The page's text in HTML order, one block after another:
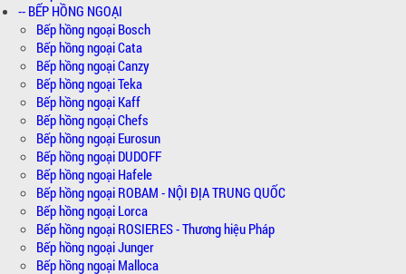
-- BẾP HỒNG NGOẠI
Bếp hồng ngoại Bosch
Bếp hồng ngoại Cata
Bếp hồng ngoại Canzy
Bếp hồng ngoại Teka
Bếp hồng ngoại Kaff
Bếp hồng ngoại Chefs
Bếp hồng ngoại Eurosun
Bếp hồng ngoại DUDOFF
Bếp hồng ngoại Hafele
Bếp hồng ngoại ROBAM - NỘI ĐỊA TRUNG QUỐC
Bếp hồng ngoại Lorca
Bếp hồng ngoại ROSIERES - Thương hiệu Pháp
Bếp hồng ngoại Junger
Bếp hồng ngoại Malloca